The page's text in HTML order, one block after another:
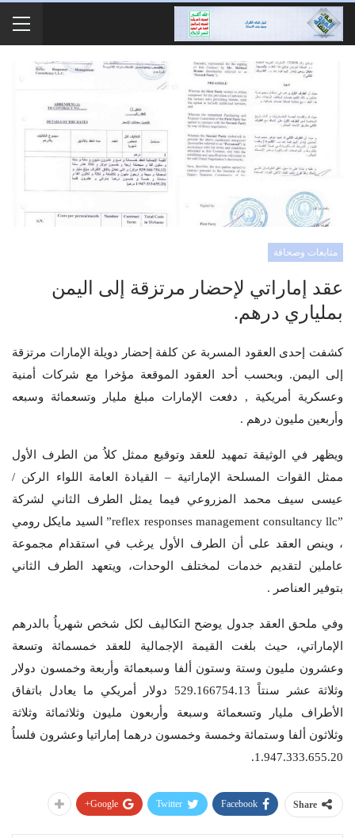
متابعات وصحافة
عقد إماراتي لإحضار مرتزقة إلى اليمن
بملياري درهم.
كشفت إحدى العقود المسربة عن كلفة إحضار دويلة الإمارات مرتزقة
إلى اليمن. وبحسب أحد العقود الموقعة مؤخرا مع شركات أمنية
وعسكرية أمريكية , دفعت الإمارات مبلغ مليار وتسعمائة وسبعه
وأربعين مليون درهم .
ويظهر في الوثيقة تمهيد للعقد وتوقيع ممثل كلاُ من الطرف الأول
ممثل القوات المسلحة الإماراتية – القيادة العامة اللواء الركن /
عيسى سيف محمد المزروعي فيما يمثل الطرف الثاني لشركة
”reflex responses management consultancy llc” السيد مايكل رومي
، وينص العقد على أن الطرف الأول يرغب في استقدام مجموعة
عاملين لتقديم خدمات لمختلف الوحدات، ويتعهد الطرف الثاني
بتوفير العناصر .
وفي ملحق العقد جدول يوضح التكاليف لكل شخص شهرياُ بالدرهم
الإماراتي، حيث بلغت القيمة الإجمالية للعقد خمسمائة وتسعة
وعشرون مليون وستة وستون ألفا وسبعمائة وأربعة وخمسون دولار
وثلاثة عشر سنتاً 529.166754.13 دولار أمريكي ما يعادل باتفاق
الأطراف مليار وتسعمائة وسبعة وأربعون مليون وثلاثمائة وثلاثة
وثلاثون ألفا وستمائة وخمسة وخمسون درهما إماراتيا وعشرون فلساُ
1.947.333.655.20.
Share
Facebook
Twitter
Google+